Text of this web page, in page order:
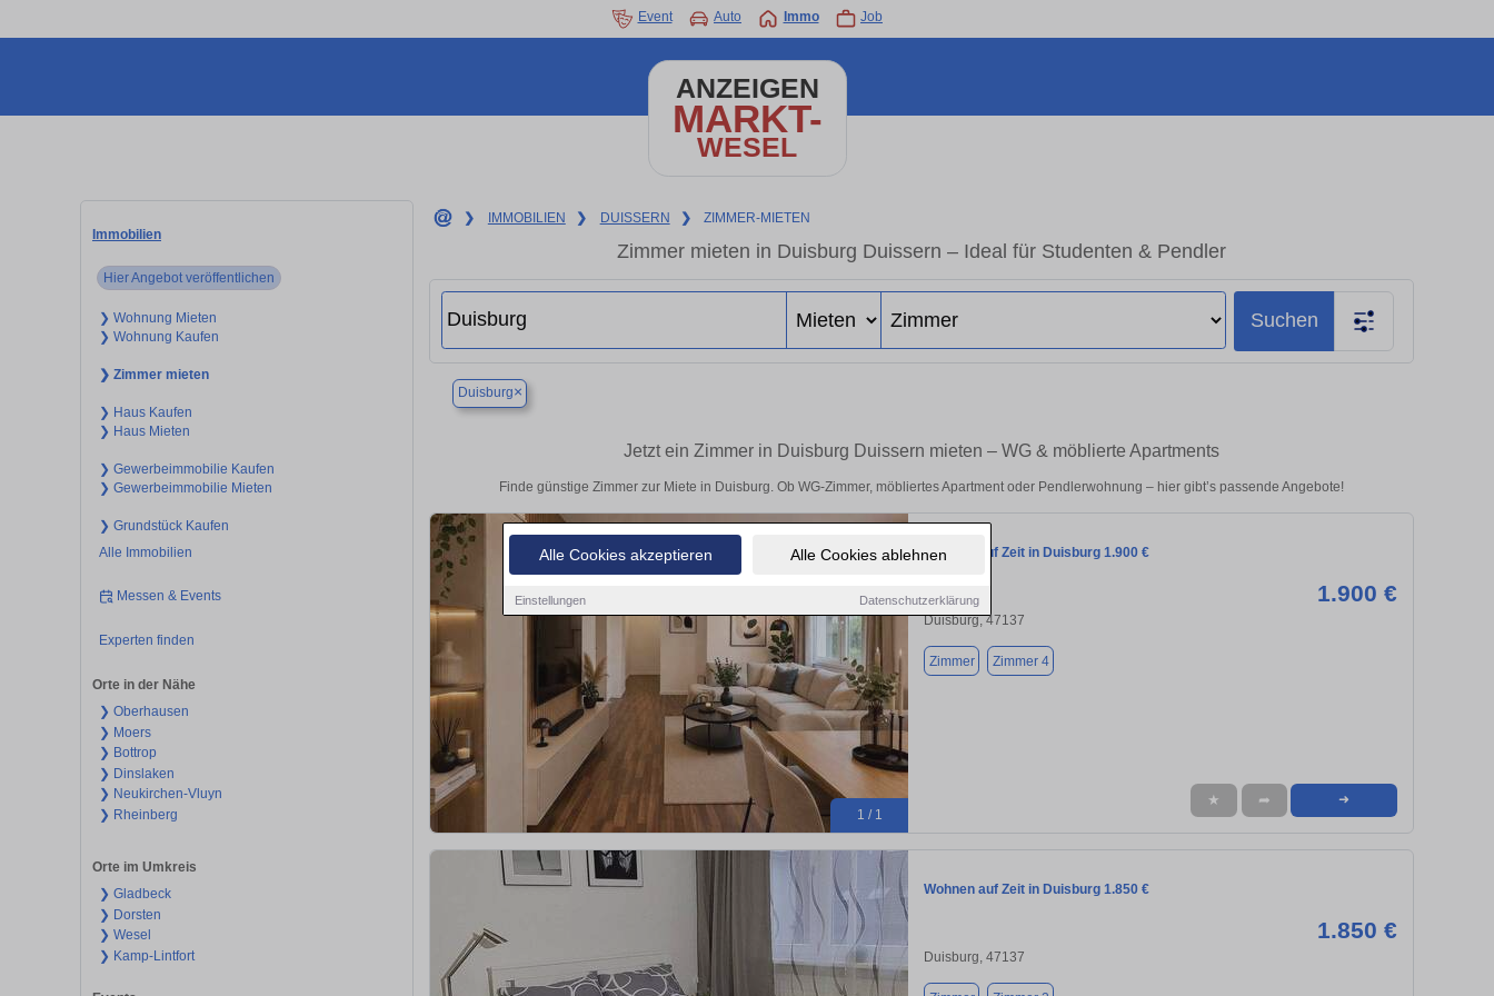
Alle Cookies akzeptieren Alle Cookies ablehnen
Einstellungen Datenschutzerklärung
Event Auto Immo Job
ANZEIGEN
MARKT-
WESEL
Immobilien
Hier Angebot veröffentlichen
❯ Wohnung Mieten
❯ Wohnung Kaufen
❯ Zimmer mieten
❯ Haus Kaufen
❯ Haus Mieten
❯ Gewerbeimmobilie Kaufen
❯ Gewerbeimmobilie Mieten
❯ Grundstück Kaufen
Alle Immobilien
Messen & Events
Experten finden
Orte in der Nähe
❯ Oberhausen
❯ Moers
❯ Bottrop
❯ Dinslaken
❯ Neukirchen-Vluyn
❯ Rheinberg
Orte im Umkreis
❯ Gladbeck
❯ Dorsten
❯ Wesel
❯ Kamp-Lintfort
❯ IMMOBILIEN ❯ DUISSERN ❯ ZIMMER-MIETEN
Zimmer mieten in Duisburg Duissern – Ideal für Studenten & Pendler
Suchen
Duisburg×
Jetzt ein Zimmer in Duisburg Duissern mieten – WG & möblierte Apartments
Finde günstige Zimmer zur Miete in Duisburg. Ob WG-Zimmer, möbliertes Apartment oder Pendlerwohnung – hier gibt’s passende Angebote!
1 / 1
Wohnen auf Zeit in Duisburg 1.900 €
1.900 €
Duisburg, 47137
Zimmer Zimmer 4
★ ➦ ➜
Wohnen auf Zeit in Duisburg 1.850 €
1.850 €
Duisburg, 47137